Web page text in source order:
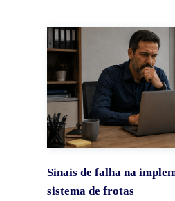
Sinais de falha na
sistema de frotas